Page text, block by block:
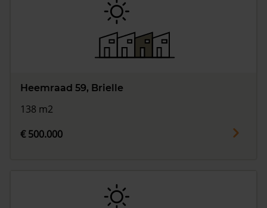
Heemraad 59, Brielle
138 m2
€ 500.000